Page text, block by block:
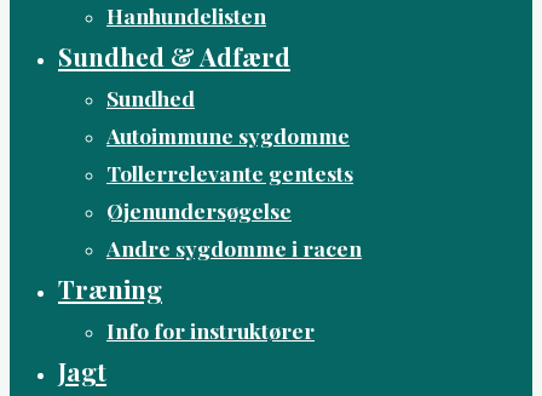
Hanhundelisten
Sundhed & Adfærd
Sundhed
Autoimmune sygdomme
Tollerrelevante gentests
Øjenundersøgelse
Andre sygdomme i racen
Træning
Info for instruktører
Jagt